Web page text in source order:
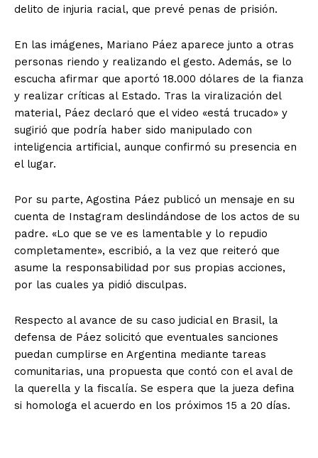
delito de injuria racial, que prevé penas de prisión.
En las imágenes, Mariano Páez aparece junto a otras
personas riendo y realizando el gesto. Además, se lo
escucha afirmar que aportó 18.000 dólares de la fianza
y realizar críticas al Estado. Tras la viralización del
material, Páez declaró que el video «está trucado» y
sugirió que podría haber sido manipulado con
inteligencia artificial, aunque confirmó su presencia en
el lugar.
Por su parte, Agostina Páez publicó un mensaje en su
cuenta de Instagram deslindándose de los actos de su
padre. «Lo que se ve es lamentable y lo repudio
completamente», escribió, a la vez que reiteró que
asume la responsabilidad por sus propias acciones,
por las cuales ya pidió disculpas.
Respecto al avance de su caso judicial en Brasil, la
defensa de Páez solicitó que eventuales sanciones
puedan cumplirse en Argentina mediante tareas
comunitarias, una propuesta que contó con el aval de
la querella y la fiscalía. Se espera que la jueza defina
si homologa el acuerdo en los próximos 15 a 20 días.